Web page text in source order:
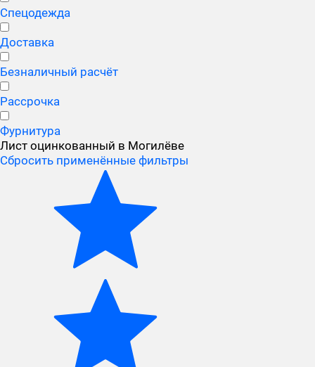
Спецодежда
Доставка
Безналичный расчёт
Рассрочка
Фурнитура
Лист оцинкованный в Могилёве
Сбросить применённые фильтры